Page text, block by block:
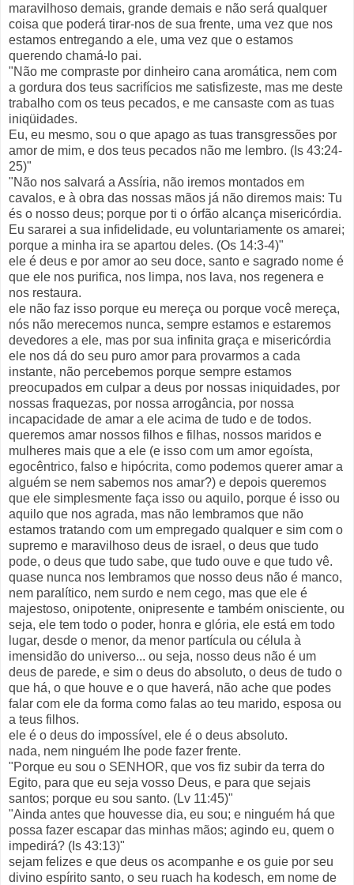
maravilhoso demais, grande demais e não será qualquer
coisa que poderá tirar-nos de sua frente, uma vez que nos
estamos entregando a ele, uma vez que o estamos
querendo chamá-lo pai.
"Não me compraste por dinheiro cana aromática, nem com
a gordura dos teus sacrifícios me satisfizeste, mas me deste
trabalho com os teus pecados, e me cansaste com as tuas
iniqüidades.
Eu, eu mesmo, sou o que apago as tuas transgressões por
amor de mim, e dos teus pecados não me lembro. (Is 43:24-
25)"
"Não nos salvará a Assíria, não iremos montados em
cavalos, e à obra das nossas mãos já não diremos mais: Tu
és o nosso deus; porque por ti o órfão alcança misericórdia.
Eu sararei a sua infidelidade, eu voluntariamente os amarei;
porque a minha ira se apartou deles. (Os 14:3-4)"
ele é deus e por amor ao seu doce, santo e sagrado nome é
que ele nos purifica, nos limpa, nos lava, nos regenera e
nos restaura.
ele não faz isso porque eu mereça ou porque você mereça,
nós não merecemos nunca, sempre estamos e estaremos
devedores a ele, mas por sua infinita graça e misericórdia
ele nos dá do seu puro amor para provarmos a cada
instante, não percebemos porque sempre estamos
preocupados em culpar a deus por nossas iniquidades, por
nossas fraquezas, por nossa arrogância, por nossa
incapacidade de amar a ele acima de tudo e de todos.
queremos amar nossos filhos e filhas, nossos maridos e
mulheres mais que a ele (e isso com um amor egoísta,
egocêntrico, falso e hipócrita, como podemos querer amar a
alguém se nem sabemos nos amar?) e depois queremos
que ele simplesmente faça isso ou aquilo, porque é isso ou
aquilo que nos agrada, mas não lembramos que não
estamos tratando com um empregado qualquer e sim com o
supremo e maravilhoso deus de israel, o deus que tudo
pode, o deus que tudo sabe, que tudo ouve e que tudo vê.
quase nunca nos lembramos que nosso deus não é manco,
nem paralítico, nem surdo e nem cego, mas que ele é
majestoso, onipotente, onipresente e também onisciente, ou
seja, ele tem todo o poder, honra e glória, ele está em todo
lugar, desde o menor, da menor partícula ou célula à
imensidão do universo... ou seja, nosso deus não é um
deus de parede, e sim o deus do absoluto, o deus de tudo o
que há, o que houve e o que haverá, não ache que podes
falar com ele da forma como falas ao teu marido, esposa ou
a teus filhos.
ele é o deus do impossível, ele é o deus absoluto.
nada, nem ninguém lhe pode fazer frente.
"Porque eu sou o SENHOR, que vos fiz subir da terra do
Egito, para que eu seja vosso Deus, e para que sejais
santos; porque eu sou santo. (Lv 11:45)"
"Ainda antes que houvesse dia, eu sou; e ninguém há que
possa fazer escapar das minhas mãos; agindo eu, quem o
impedirá? (Is 43:13)"
sejam felizes e que deus os acompanhe e os guie por seu
divino espírito santo, o seu ruach ha kodesch, em nome de